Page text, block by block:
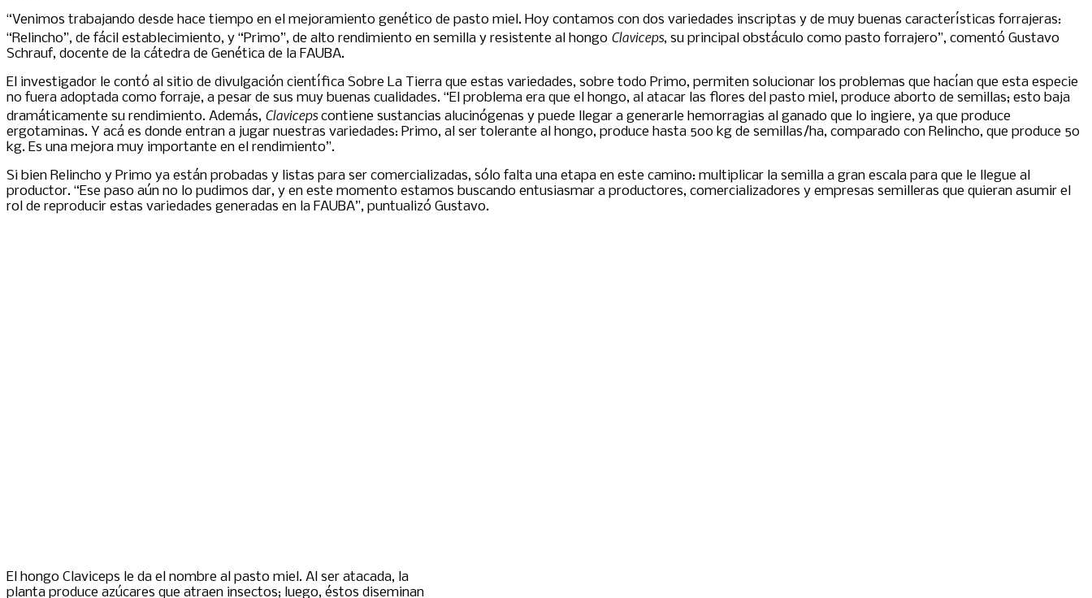
“Venimos trabajando desde hace tiempo en el mejoramiento genético de pasto miel. Hoy contamos con dos variedades inscriptas y de muy buenas características forrajeras:
“Relincho”, de fácil establecimiento, y “Primo”, de alto rendimiento en semilla y resistente al hongo Claviceps, su principal obstáculo como pasto forrajero”, comentó Gustavo
Schrauf, docente de la cátedra de Genética de la FAUBA.
El investigador le contó al sitio de divulgación científica Sobre La Tierra que estas variedades, sobre todo Primo, permiten solucionar los problemas que hacían que esta especie
no fuera adoptada como forraje, a pesar de sus muy buenas cualidades. “El problema era que el hongo, al atacar las flores del pasto miel, produce aborto de semillas; esto baja
dramáticamente su rendimiento. Además, Clavicepscontiene sustancias alucinógenas y puede llegar a generarle hemorragias al ganado que lo ingiere, ya que produce
ergotaminas. Y acá es donde entran a jugar nuestras variedades: Primo, al ser tolerante al hongo, produce hasta 500 kg de semillas/ha, comparado con Relincho, que produce 50
kg. Es una mejora muy importante en el rendimiento”.
Si bien Relincho y Primo ya están probadas y listas para ser comercializadas, sólo falta una etapa en este camino: multiplicar la semilla a gran escala para que le llegue al
productor. “Ese paso aún no lo pudimos dar, y en este momento estamos buscando entusiasmar a productores, comercializadores y empresas semilleras que quieran asumir el
rol de reproducir estas variedades generadas en la FAUBA”, puntualizó Gustavo.
El hongo Claviceps le da el nombre al pasto miel. Al ser atacada, la
planta produce azúcares que atraen insectos; luego, éstos diseminan